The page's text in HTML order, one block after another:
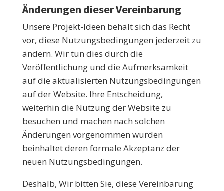
Änderungen dieser Vereinbarung
Unsere Projekt-Ideen behält sich das Recht
vor, diese Nutzungsbedingungen jederzeit zu
ändern. Wir tun dies durch die
Veröffentlichung und die Aufmerksamkeit
auf die aktualisierten Nutzungsbedingungen
auf der Website. Ihre Entscheidung,
weiterhin die Nutzung der Website zu
besuchen und machen nach solchen
Änderungen vorgenommen wurden
beinhaltet deren formale Akzeptanz der
neuen Nutzungsbedingungen.
Deshalb, Wir bitten Sie, diese Vereinbarung